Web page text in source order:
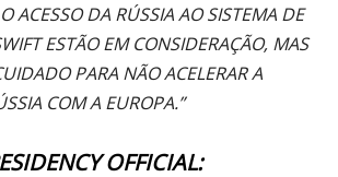
ACESSO DA RÚSSIA AO SISTEMA DE
ESTÃO EM CONSIDERAÇÃO, MAS
PARA NÃO ACELERAR A
COM A EUROPA.”
OFFICIAL: